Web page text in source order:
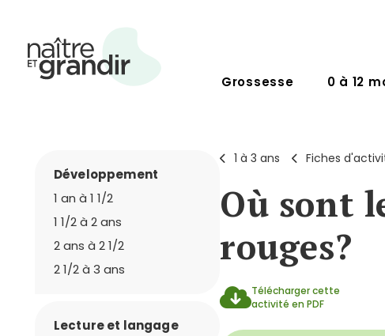
Grossesse 0 à 12
1 à 3 ans Fiches
Où sont
rouges?
Télécharger cette
activité en PDF
Développement
1 an à 1 1/2
1 1/2 à 2 ans
2 ans à 2 1/2
2 1/2 à 3 ans
Lecture et langage